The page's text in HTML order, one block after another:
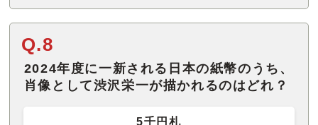
Q.8
2024年度に一新される日本の紙幣のうち、
肖像として渋沢栄一が描かれるのはどれ？
5千円札